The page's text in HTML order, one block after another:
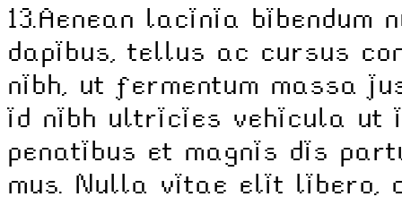
13.Aenean lacinia bibendum
dapibus, tellus ac cursus
nibh, ut fermentum massa
id nibh ultricies vehicula ut
penatibus et magnis dis
mus. Nulla vitae elit libero,